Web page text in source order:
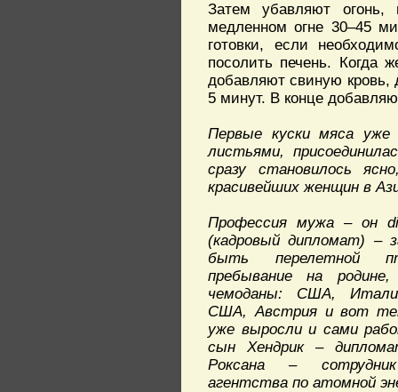
Затем убавляют огонь,
медленном огне 30–45
готовки, если
посолить печень. Когда
добавляют свиную кровь,
5 минут. В конце
Первые куски мяса
листьями,
сразу становилось
красивейших женщин в
Профессия мужа – он
(кадровый дипломат) –
быть перелетной
пребывание на
чемоданы: США,
США, Австрия и вот
уже выросли и сами
сын Хендрик –
Роксана – сотрудник
агентства по атомной